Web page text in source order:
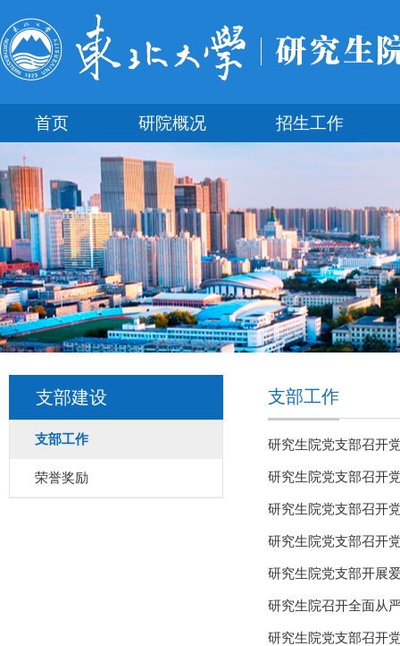
首页 研院概况 招生工作
支部建设
支部工作
荣誉奖励
支部工作
研究生院党支部召开
研究生院党支部召开
研究生院党支部召开
研究生院党支部召开
研究生院党支部开展
研究生院召开全面从
研究生院党支部召开